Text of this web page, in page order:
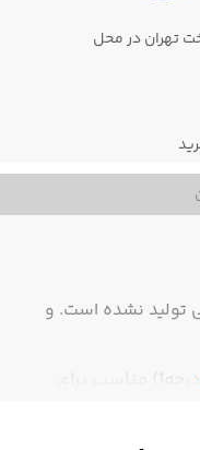
تهران در محل
تولید نشده است. و